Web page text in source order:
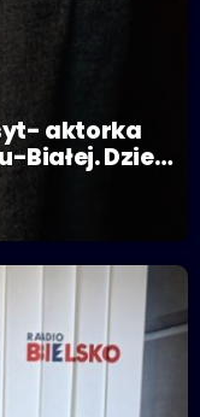
aktorka
Białej. Dzieje